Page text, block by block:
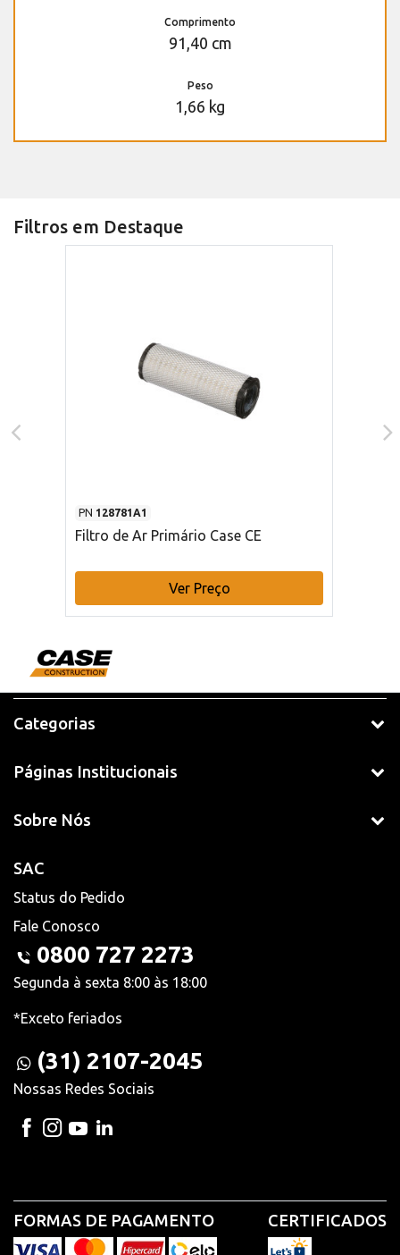
Comprimento
91,40 cm
Peso
1,66 kg
Filtros em Destaque
PN 128781A1
Filtro de Ar Primário Case CE
Ver Preço
Categorias
Páginas Institucionais
Sobre Nós
SAC
Status do Pedido
Fale Conosco
0800 727 2273
Segunda à sexta 8:00 às 18:00
*Exceto feriados
(31) 2107-2045
Nossas Redes Sociais
FORMAS DE PAGAMENTO CERTIFICADOS